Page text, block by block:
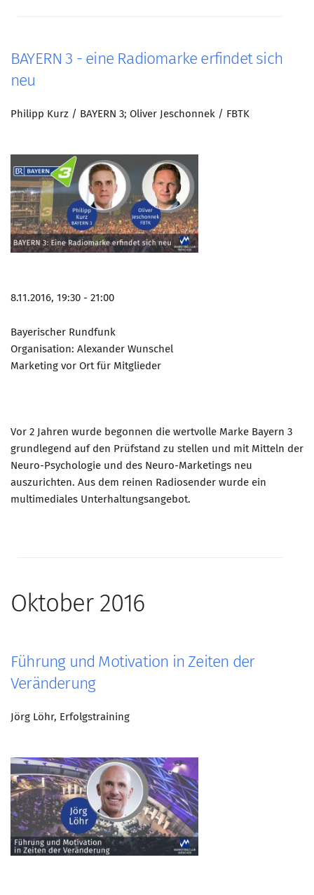
BAYERN 3 - eine Radiomarke erfindet sich
neu
Philipp Kurz / BAYERN 3; Oliver Jeschonnek / FBTK
8.11.2016, 19:30 - 21:00
Bayerischer Rundfunk
Organisation: Alexander Wunschel
Marketing vor Ort für Mitglieder
Vor 2 Jahren wurde begonnen die wertvolle Marke Bayern 3
grundlegend auf den Prüfstand zu stellen und mit Mitteln der
Neuro-Psychologie und des Neuro-Marketings neu
auszurichten. Aus dem reinen Radiosender wurde ein
multimediales Unterhaltungsangebot.
Oktober 2016
Führung und Motivation in Zeiten der
Veränderung
Jörg Löhr, Erfolgstraining